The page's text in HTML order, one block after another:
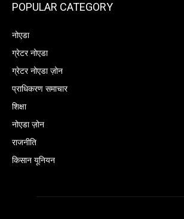
POPULAR CATEGORY
नोएडा
ग्रेटर नोएडा
ग्रेटर नोएडा ज़ोन
प्राधिकरण समाचार
शिक्षा
नोएडा ज़ोन
राजनीति
किसान यूनियन